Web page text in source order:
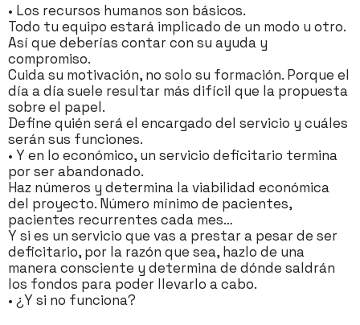
• Los recursos humanos son básicos.
Todo tu equipo estará implicado de un modo u otro.
Así que deberías contar con su ayuda y
compromiso.
Cuida su motivación, no solo su formación. Porque el
día a día suele resultar más difícil que la propuesta
sobre el papel.
Define quién será el encargado del servicio y cuáles
serán sus funciones.
• Y en lo económico, un servicio deficitario termina
por ser abandonado.
Haz números y determina la viabilidad económica
del proyecto. Número mínimo de pacientes,
pacientes recurrentes cada mes…
Y si es un servicio que vas a prestar a pesar de ser
deficitario, por la razón que sea, hazlo de una
manera consciente y determina de dónde saldrán
los fondos para poder llevarlo a cabo.
• ¿Y si no funciona?